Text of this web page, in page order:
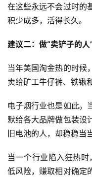
在这些永远不会过时的
积少成多，活得长久。
建议二：做“卖铲子的
当年美国淘金热的时候
卖给矿工牛仔裤、铁锹
电子烟行业也是如此。
默给各大品牌做包装设
旧电池的人，却稳稳当
当一个行业陷入狂热
低风险，赚取相对确定